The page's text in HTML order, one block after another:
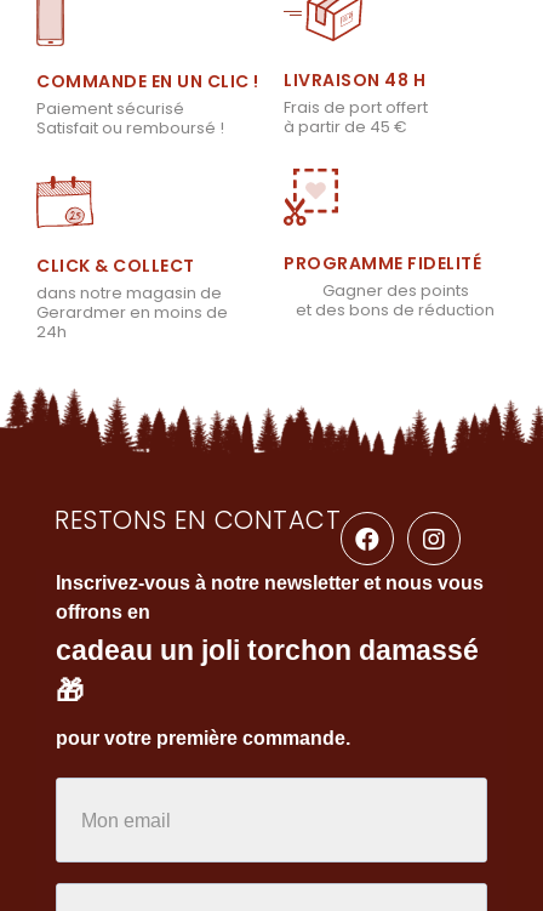
COMMANDE EN UN CLIC !
Paiement sécurisé
Satisfait ou remboursé !
LIVRAISON 48 H
Frais de port offert
à partir de 45 €
CLICK & COLLECT
dans notre magasin de
Gerardmer en moins de
24h
PROGRAMME FIDELITÉ
Gagner des points
et des bons de réduction
RESTONS EN CONTACT
Inscrivez-vous à notre newsletter et nous vous
offrons en
cadeau un joli torchon damassé
🎁
pour votre première commande.